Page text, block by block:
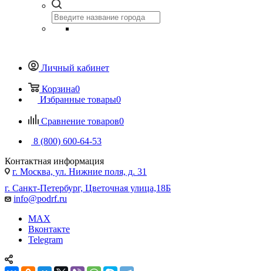
Личный кабинет
Корзина0
Избранные товары0
Сравнение товаров0
8 (800) 600-64-53
Контактная информация
г. Москва, ул. Нижние поля, д. 31
г. Санкт-Петербург, Цветочная улица,18Б
info@podrf.ru
MAX
Вконтакте
Telegram